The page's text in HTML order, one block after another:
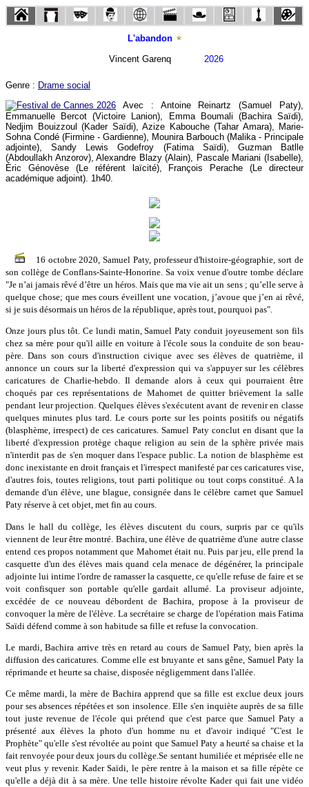
L'abandon
Vincent Garenq
2026
Genre : Drame social
Avec : Antoine Reinartz (Samuel Paty),
Emmanuelle Bercot (Victoire Lanion), Emma Boumali (Bachira Saïdi),
Nedjim Bouizzoul (Kader Saïdi), Azize Kabouche (Tahar Amara), Marie-
Sohna Condé (Firmine - Gardienne), Mounira Barbouch (Malika - Principale
adjointe), Sandy Lewis Godefroy (Fatima Saïdi), Guzman Batlle
(Abdoullakh Anzorov), Alexandre Blazy (Alain), Pascale Mariani (Isabelle),
Éric Génovèse (Le référent laïcité), François Perache (Le directeur
académique adjoint). 1h40.
16 octobre 2020, Samuel Paty, professeur d'histoire-géographie, sort de
son collège de Conflans-Sainte-Honorine. Sa voix venue d'outre tombe déclare
"Je n’ai jamais rêvé d’être un héros. Mais que ma vie ait un sens ; qu’elle serve à
quelque chose; que mes cours éveillent une vocation, j’avoue que j’en ai rêvé,
si je suis désormais un héros de la république, après tout, pourquoi pas".
Onze jours plus tôt. Ce lundi matin, Samuel Paty conduit joyeusement son fils
chez sa mère pour qu'il aille en voiture à l'école sous la conduite de son beau-
père. Dans son cours d'instruction civique avec ses élèves de quatrième, il
annonce un cours sur la liberté d'expression qui va s'appuyer sur les célèbres
caricatures de Charlie-hebdo. Il demande alors à ceux qui pourraient être
choqués par ces représentations de Mahomet de quitter brièvement la salle
pendant leur projection. Quelques élèves s'exécutent avant de revenir en classe
quelques minutes plus tard. Le cours porte sur les points positifs ou négatifs
(blasphème, irrespect) de ces caricatures. Samuel Paty conclut en disant que la
liberté d'expression protège chaque religion au sein de la sphère privée mais
n'interdit pas de s'en moquer dans l'espace public. La notion de blasphème est
donc inexistante en droit français et l'irrespect manifesté par ces caricatures vise,
d'autres fois, toutes religions, tout parti politique ou tout corps constitué. A la
demande d'un élève, une blague, consignée dans le célèbre carnet que Samuel
Paty réserve à cet objet, met fin au cours.
Dans le hall du collège, les élèves discutent du cours, surpris par ce qu'ils
viennent de leur être montré. Bachira, une élève de quatrième d'une autre classe
entend ces propos notamment que Mahomet était nu. Puis par jeu, elle prend la
casquette d'un des élèves mais quand cela menace de dégénérer, la principale
adjointe lui intime l'ordre de ramasser la casquette, ce qu'elle refuse de faire et se
voit confisquer son portable qu'elle gardait allumé. La proviseur adjointe,
excédée de ce nouveau débordent de Bachira, propose à la proviseur de
convoquer la mère de l'élève. La secrétaire se charge de l'opération mais Fatima
Saïdi défend comme à son habitude sa fille et refuse la convocation.
Le mardi, Bachira arrive très en retard au cours de Samuel Paty, bien après la
diffusion des caricatures. Comme elle est bruyante et sans gêne, Samuel Paty la
réprimande et heurte sa chaise, disposée négligemment dans l'allée.
Ce même mardi, la mère de Bachira apprend que sa fille est exclue deux jours
pour ses absences répétées et son insolence. Elle s'en inquiète auprès de sa fille
tout juste revenue de l'école qui prétend que c'est parce que Samuel Paty a
présenté aux élèves la photo d'un homme nu et d'avoir indiqué "C'est le
Prophète" qu'elle s'est révoltée au point que Samuel Paty a heurté sa chaise et la
fait renvoyée pour deux jours du collège.Se sentant humiliée et méprisée elle ne
veut plus y revenir. Kader Saïdi, le père rentre à la maison et sa fille répète ce
qu'elle a déjà dit à sa mère. Une telle histoire révolte Kader qui fait une vidéo